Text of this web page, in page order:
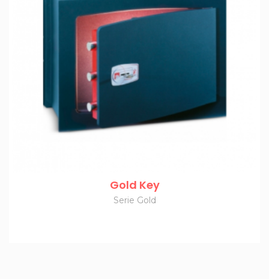
Gold Key
Serie Gold